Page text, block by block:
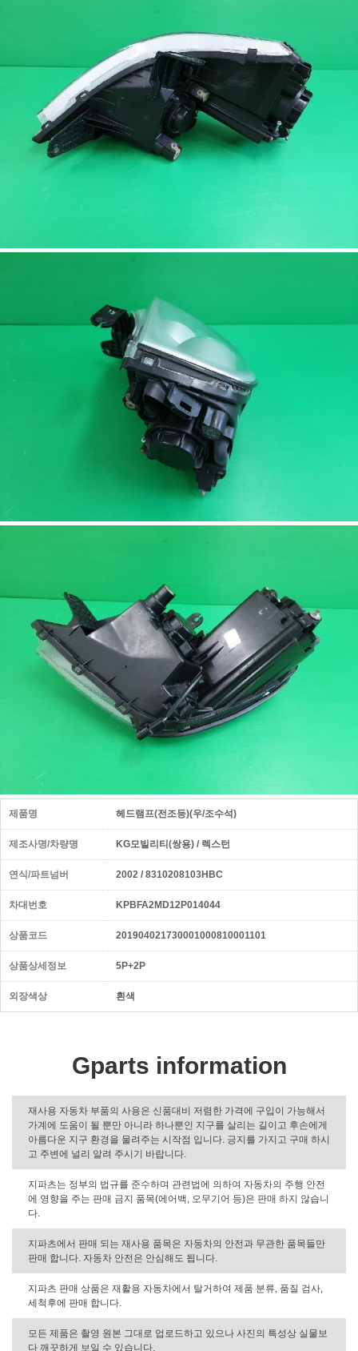
제품명 헤드램프(전조등)(우/조수석)
제조사명/차량명 KG모빌리티(쌍용) / 렉스턴
연식/파트넘버 2002 / 8310208103HBC
차대번호 KPBFA2MD12P014044
상품코드 201904021730001000810001101
상품상세정보 5P+2P
외장색상 흰색
Gparts information
재사용 자동차 부품의 사용은 신품대비 저렴한 가격에 구입이 가능해서
가계에 도움이 될 뿐만 아니라 하나뿐인 지구를 살리는 길이고 후손에게
아름다운 지구 환경을 물려주는 시작점 입니다. 긍지를 가지고 구매 하시
고 주변에 널리 알려 주시기 바랍니다.
지파츠는 정부의 법규를 준수하며 관련법에 의하여 자동차의 주행 안전
에 영향을 주는 판매 금지 품목(에어백, 오무기어 등)은 판매 하지 않습니
다.
지파츠에서 판매 되는 재사용 품목은 자동차의 안전과 무관한 품목들만
판매 합니다. 자동차 안전은 안심해도 됩니다.
지파츠 판매 상품은 재활용 자동차에서 탈거하여 제품 분류, 품질 검사,
세척후에 판매 합니다.
모든 제품은 촬영 원본 그대로 업로드하고 있으나 사진의 특성상 실물보
다 깨끗하게 보일 수 있습니다.